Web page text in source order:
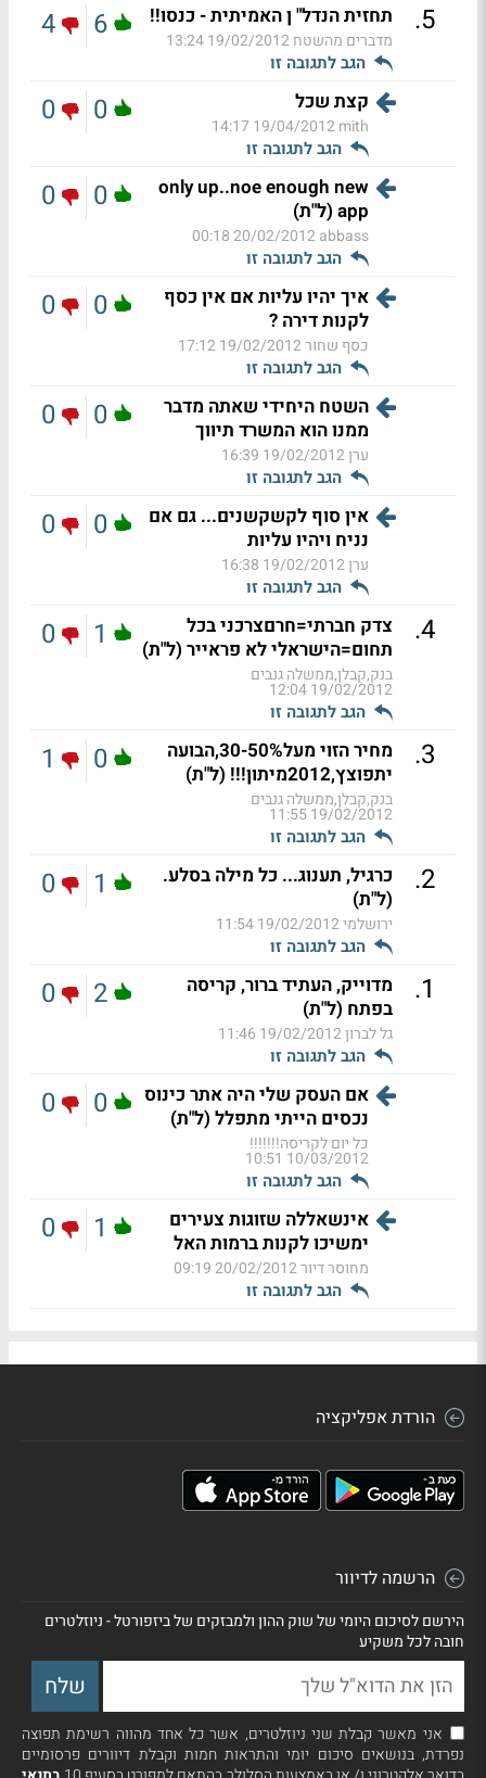
5
. תחזית הנדל" ן האמיתית - כנסו!!
מדברים מהשטח19/02/2012 13:24
הגב לתגובה זו
6
4
קצת שכל
mith
19/04/2012 14:17
הגב לתגובה זו
0
0
only up..noe enough new
app (ל"ת)
abbass
20/02/2012 00:18
הגב לתגובה זו
0
0
איך יהיו עליות אם אין כסף
לקנות דירה ?
כסף שחור19/02/2012 17:12
הגב לתגובה זו
0
0
השטח היחידי שאתה מדבר
ממנו הוא המשרד תיווך
ערן19/02/2012 16:39
הגב לתגובה זו
0
0
אין סוף לקשקשנים... גם אם
נניח ויהיו עליות
ערן19/02/2012 16:38
הגב לתגובה זו
0
0
4
.
צדק חברתי=חרםצרכני בכל
תחום=הישראלי לא פראייר (ל"ת)
בנק,קבלן,ממשלה גנבים
19/02/2012 12:04
הגב לתגובה זו
1
0
3
.
מחיר הזוי מעל30-50%,הבועה
יתפוצץ,2012מיתון!!! (ל"ת)
בנק,קבלן,ממשלה גנבים
19/02/2012 11:55
הגב לתגובה זו
0
1
2
.
כרגיל, תענוג... כל מילה בסלע.
(ל"ת)
ירושלמי19/02/2012 11:54
הגב לתגובה זו
1
0
1
.
מדוייק, העתיד ברור, קריסה
בפתח (ל"ת)
גל לברון19/02/2012 11:46
הגב לתגובה זו
2
0
אם העסק שלי היה אתר כינוס
נכסים הייתי מתפלל (ל"ת)
כל יום לקריסה!!!!!!!
10/03/2012 10:51
הגב לתגובה זו
0
0
אינשאללה שזוגות צעירים
ימשיכו לקנות ברמות האל
מחוסר דיור20/02/2012 09:19
הגב לתגובה זו
1
0
הורדת אפליקציה
הרשמה לדיוור
הירשם לסיכום היומי של שוק ההון ולמבזקים של ביזפורטל - ניוזלטרים
חובה לכל משקיע
אני מאשר קבלת שני ניוזלטרים, אשר כל אחד מהווה רשימת תפוצה
נפרדת, בנושאים סיכום יומי והתראות חמות וקבלת דיוורים פרסומיים